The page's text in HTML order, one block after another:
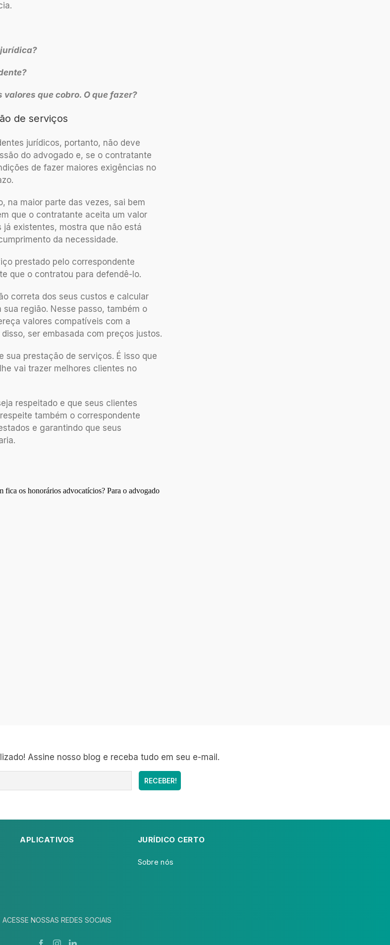
que cobro. O que fazer?
de serviços
jurídicos, portanto, não deve
do advogado e, se o contratante
de fazer maiores exigências no
na maior parte das vezes, sai bem
que o contratante aceita um valor
existentes, mostra que não está
da necessidade.
prestado pelo correspondente
que o contratou para defendê-lo.
correta dos seus custos e calcular
região. Nesse passo, também o
valores compatíveis com a
ser embasada com preços justos.
sua prestação de serviços. É isso que
vai trazer melhores clientes no
respeitado e que seus clientes
também o correspondente
e garantindo que seus
Assine nosso blog e receba tudo em seu e-mail.
APLICATIVOS JURÍDICO CERTO
Sobre nós
ACESSE NOSSAS REDES SOCIAIS